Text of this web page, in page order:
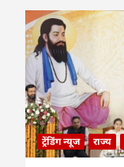
ट्रेंडिंग न्यूज राज्य